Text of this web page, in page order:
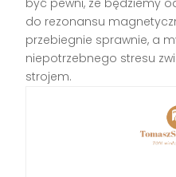
być pewni, że będziemy
do rezonansu
przebiegnie sprawnie, a
niepotrzebnego stresu
strojem.